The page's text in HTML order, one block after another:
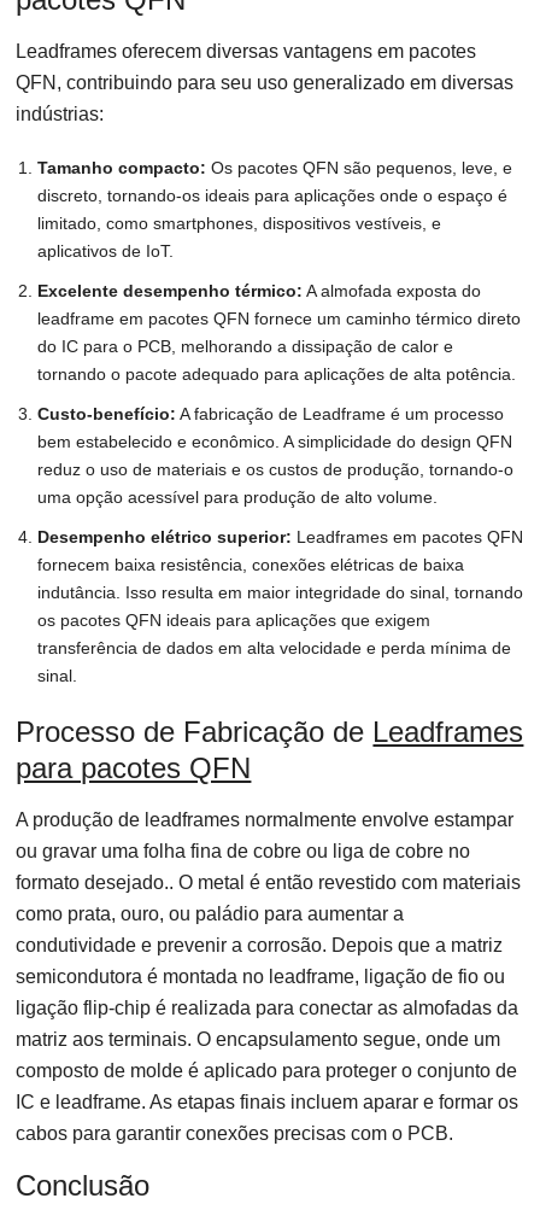
Leadframes oferecem diversas vantagens em pacotes
QFN, contribuindo para seu uso generalizado em diversas
indústrias:
Tamanho compacto: Os pacotes QFN são pequenos, leve, e
discreto, tornando-os ideais para aplicações onde o espaço é
limitado, como smartphones, dispositivos vestíveis, e
aplicativos de IoT.
Excelente desempenho térmico: A almofada exposta do
leadframe em pacotes QFN fornece um caminho térmico direto
do IC para o PCB, melhorando a dissipação de calor e
tornando o pacote adequado para aplicações de alta potência.
Custo-benefício: A fabricação de Leadframe é um processo
bem estabelecido e econômico. A simplicidade do design QFN
reduz o uso de materiais e os custos de produção, tornando-o
uma opção acessível para produção de alto volume.
Desempenho elétrico superior: Leadframes em pacotes QFN
fornecem baixa resistência, conexões elétricas de baixa
indutância. Isso resulta em maior integridade do sinal, tornando
os pacotes QFN ideais para aplicações que exigem
transferência de dados em alta velocidade e perda mínima de
sinal.
Processo de Fabricação de Leadframes
para pacotes QFN
A produção de leadframes normalmente envolve estampar
ou gravar uma folha fina de cobre ou liga de cobre no
formato desejado.. O metal é então revestido com materiais
como prata, ouro, ou paládio para aumentar a
condutividade e prevenir a corrosão. Depois que a matriz
semicondutora é montada no leadframe, ligação de fio ou
ligação flip-chip é realizada para conectar as almofadas da
matriz aos terminais. O encapsulamento segue, onde um
composto de molde é aplicado para proteger o conjunto de
IC e leadframe. As etapas finais incluem aparar e formar os
cabos para garantir conexões precisas com o PCB.
Conclusão